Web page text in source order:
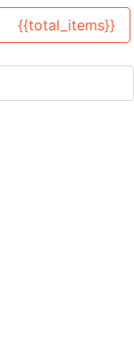
{{total_items}}